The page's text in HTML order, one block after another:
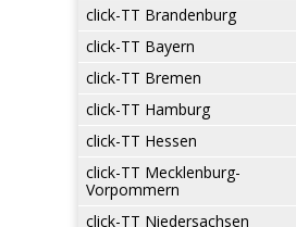
click-TT Brandenburg
click-TT Bayern
click-TT Bremen
click-TT Hamburg
click-TT Hessen
click-TT Mecklenburg-
Vorpommern
click-TT Niedersachsen